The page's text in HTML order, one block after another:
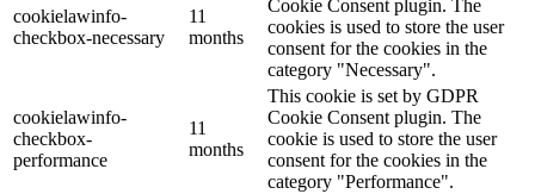
cookielawinfo-
checkbox-necessary
11
months
Cookie Consent plugin. The
cookies is used to store the user
consent for the cookies in the
category "Necessary".
cookielawinfo-
checkbox-
performance
11
months
This cookie is set by GDPR
Cookie Consent plugin. The
cookie is used to store the user
consent for the cookies in the
category "Performance".